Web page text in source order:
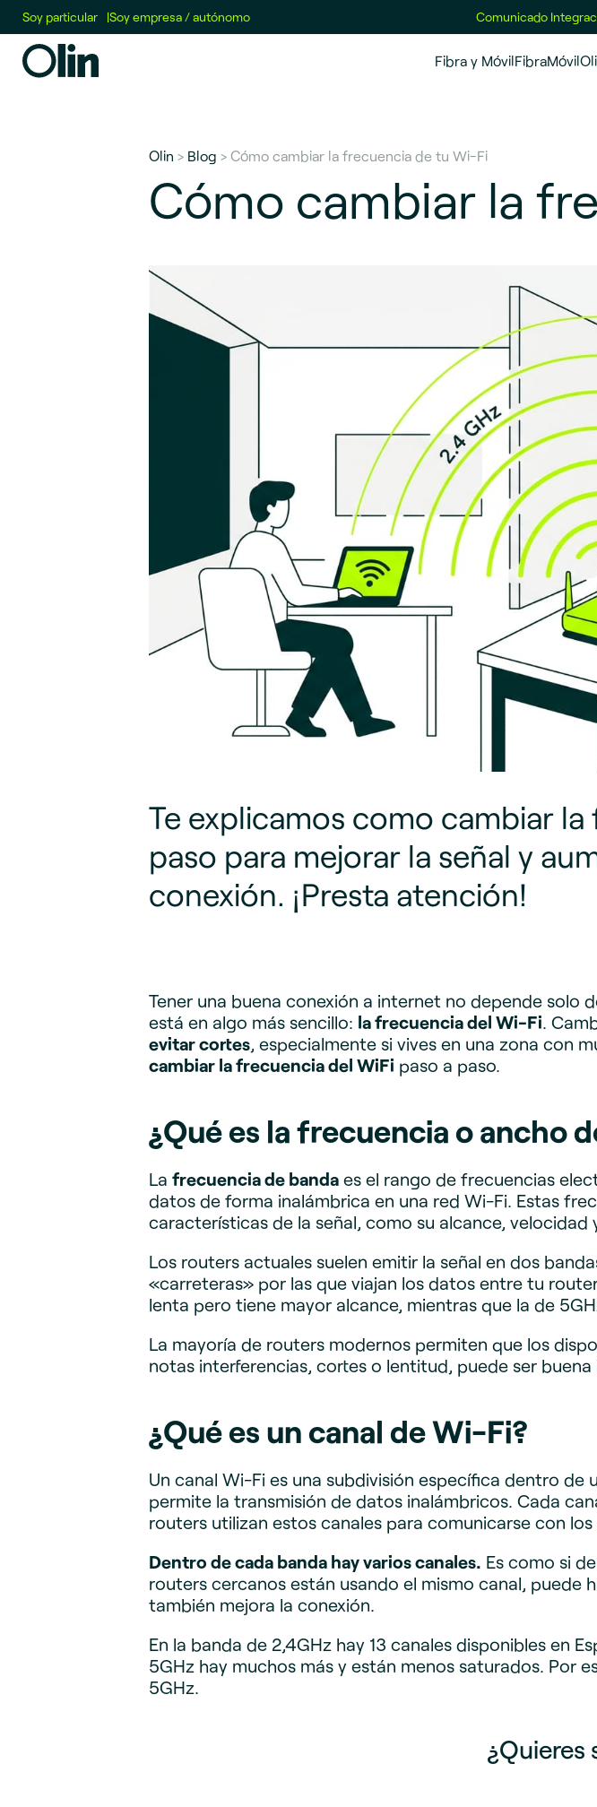
Soy particular |Soy empresa / autónomo Comunicado
Fibra y MóvilFibraMóvil
Olin > Blog > Cómo cambiar la frecuencia de tu Wi-Fi
Cómo cambiar la
Te explicamos como cambiar
paso para mejorar la señal y
conexión. ¡Presta atención!
Tener una buena conexión a internet no depende solo
está en algo más sencillo: la frecuencia del Wi-Fi.
evitar cortes, especialmente si vives en una zona con
cambiar la frecuencia del WiFi paso a paso.
¿Qué es la frecuencia o ancho
La frecuencia de banda es el rango de frecuencias
datos de forma inalámbrica en una red Wi-Fi. Estas
características de la señal, como su alcance,
Los routers actuales suelen emitir la señal en dos
«carreteras» por las que viajan los datos entre tu
lenta pero tiene mayor alcance, mientras que la de
La mayoría de routers modernos permiten que los
notas interferencias, cortes o lentitud, puede ser buena
¿Qué es un canal de Wi-Fi?
Un canal Wi-Fi es una subdivisión específica dentro
permite la transmisión de datos inalámbricos. Cada
routers utilizan estos canales para comunicarse con
Dentro de cada banda hay varios canales. Es como si
routers cercanos están usando el mismo canal, puede
también mejora la conexión.
En la banda de 2,4GHz hay 13 canales disponibles en
5GHz hay muchos más y están menos saturados. Por
5GHz.
¿Quieres